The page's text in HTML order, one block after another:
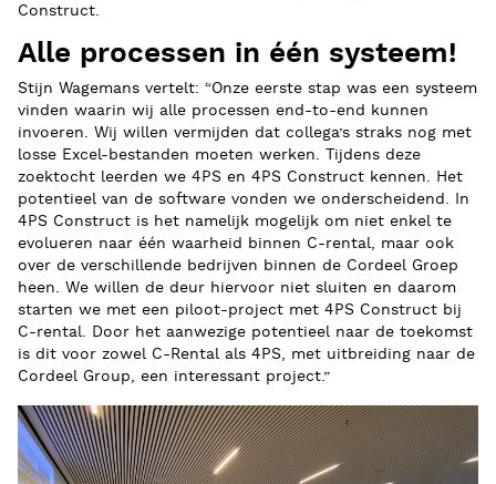
Construct.
Alle processen in één systeem!
Stijn Wagemans vertelt: “Onze eerste stap was een systeem
vinden waarin wij alle processen end-to-end kunnen
invoeren. Wij willen vermijden dat collega’s straks nog met
losse Excel-bestanden moeten werken. Tijdens deze
zoektocht leerden we 4PS en 4PS Construct kennen. Het
potentieel van de software vonden we onderscheidend. In
4PS Construct is het namelijk mogelijk om niet enkel te
evolueren naar één waarheid binnen C-rental, maar ook
over de verschillende bedrijven binnen de Cordeel Groep
heen. We willen de deur hiervoor niet sluiten en daarom
starten we met een piloot-project met 4PS Construct bij
C-rental. Door het aanwezige potentieel naar de toekomst
is dit voor zowel C-Rental als 4PS, met uitbreiding naar de
Cordeel Group, een interessant project.”